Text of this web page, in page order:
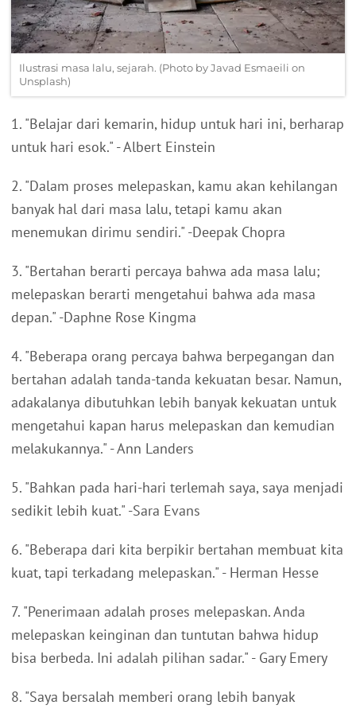
Ilustrasi masa lalu, sejarah. (Photo by Javad Esmaeili on
Unsplash)
1. "Belajar dari kemarin, hidup untuk hari ini, berharap
untuk hari esok." - Albert Einstein
2. "Dalam proses melepaskan, kamu akan kehilangan
banyak hal dari masa lalu, tetapi kamu akan
menemukan dirimu sendiri." -Deepak Chopra
3. "Bertahan berarti percaya bahwa ada masa lalu;
melepaskan berarti mengetahui bahwa ada masa
depan." -Daphne Rose Kingma
4. "Beberapa orang percaya bahwa berpegangan dan
bertahan adalah tanda-tanda kekuatan besar. Namun,
adakalanya dibutuhkan lebih banyak kekuatan untuk
mengetahui kapan harus melepaskan dan kemudian
melakukannya." - Ann Landers
5. "Bahkan pada hari-hari terlemah saya, saya menjadi
sedikit lebih kuat." -Sara Evans
6. "Beberapa dari kita berpikir bertahan membuat kita
kuat, tapi terkadang melepaskan." - Herman Hesse
7. "Penerimaan adalah proses melepaskan. Anda
melepaskan keinginan dan tuntutan bahwa hidup
bisa berbeda. Ini adalah pilihan sadar." - Gary Emery
8. "Saya bersalah memberi orang lebih banyak